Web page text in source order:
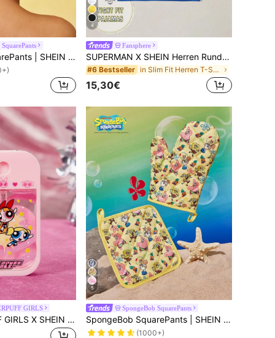
SpongeBob SquarePants | SHEIN 1 Stück süße, cartoon-bestickte, super saugfähige Haartrocknenkappe, geeignet für alle Haartypen und -volumina, schnell trocknende Haartrockentuch-Umwicklung
4
Fansphere
SUPERMAN X SHEIN Herren Rundhals T-Shirt mit Buchstaben-Muster, blau, Lässig Kurzarm
#6 Bestseller in Slim Fit Herren T-Shirts
15,30€
GIRLS
THE POWERPUFF GIRLS X SHEIN Cartoon Blossom, Bubbles, Buttercup Herz Grafik tragbare Sprühflasche
5
SpongeBob SquarePants
SpongeBob SquarePants | SHEIN Süßes Cartoon-Grafik Küchen-Isolations-Set, Ofenhandschuhe/Topflappen, essentiell zum Backen, effektiv Hitze isolierend, rutschfestes Küchenequipment, festliche Feiertagskochgeschenke, freundlich für Heim- und Küchenorganisation
(1000+)